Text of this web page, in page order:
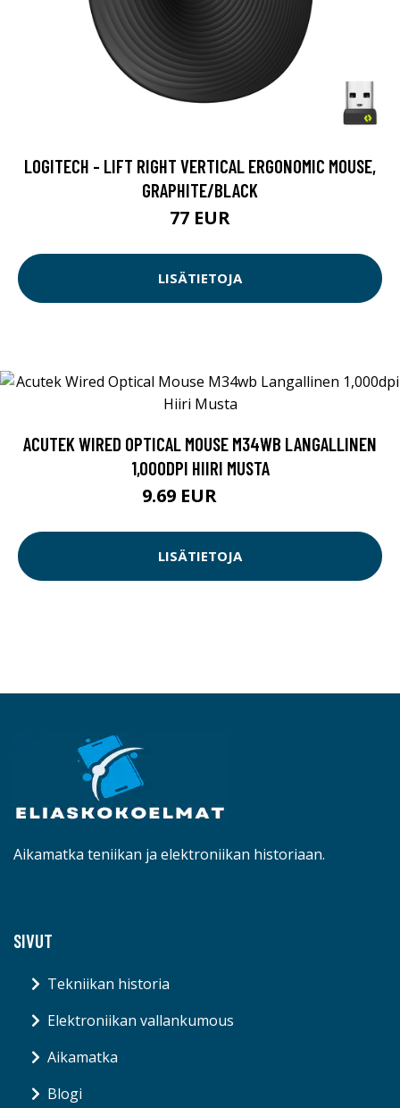
LOGITECH - LIFT RIGHT VERTICAL ERGONOMIC MOUSE,
GRAPHITE/BLACK
77 EUR
LISÄTIETOJA
ACUTEK WIRED OPTICAL MOUSE M34WB LANGALLINEN
1,000DPI HIIRI MUSTA
9.69 EUR
LISÄTIETOJA
Aikamatka teniikan ja elektroniikan historiaan.
SIVUT
Tekniikan historia
Elektroniikan vallankumous
Aikamatka
Blogi